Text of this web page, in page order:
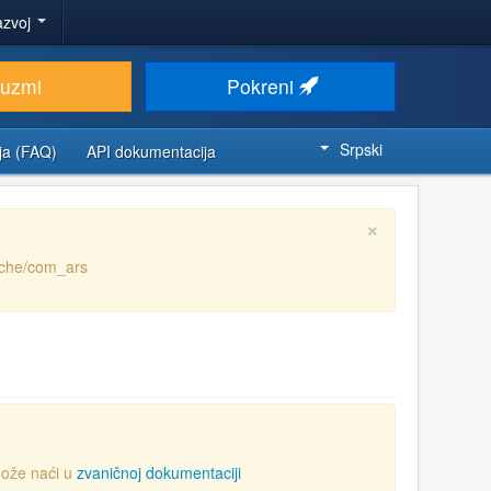
Pokreni
(FAQ) API dokumentacija Srpski
×
com_ars
naći u zvaničnoj dokumentaciji